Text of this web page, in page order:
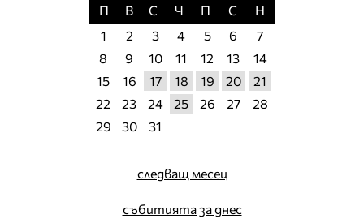
П
В С Ч П С
Н
1
2 3 4 5 6
7
8
9 10 11 12 13
14
15
16 17 18 19 20
21
22
23 24 25 26 27
28
29
30 31
следващ месец
събитията за днес